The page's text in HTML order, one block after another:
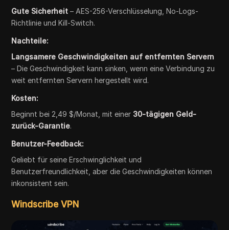
Gute Sicherheit – AES-256-Verschlüsselung, No-Logs-
Richtlinie und Kill-Switch.
Nachteile:
Langsamere Geschwindigkeiten auf entfernten Servern
– Die Geschwindigkeit kann sinken, wenn eine Verbindung zu
weit entfernten Servern hergestellt wird.
Kosten:
Beginnt bei 2,49 $/Monat, mit einer 30-tägigen Geld-
zurück-Garantie.
Benutzer-Feedback:
Geliebt für seine Erschwinglichkeit und
Benutzerfreundlichkeit, aber die Geschwindigkeiten können
inkonsistent sein.
Windscribe VPN